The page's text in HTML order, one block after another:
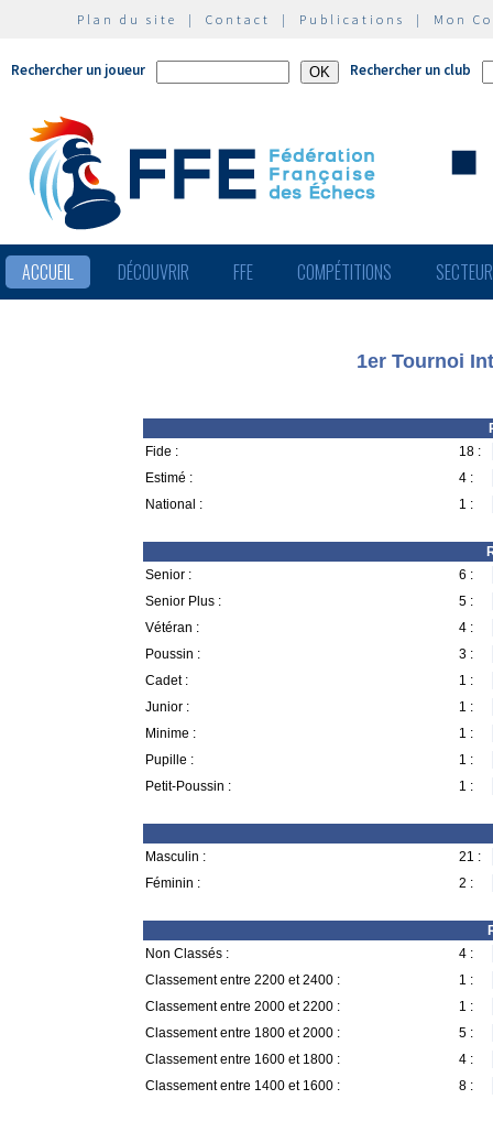
Plan du site | Contact | Publications | Mon
Rechercher un joueur Rechercher un club
ACCUEIL DÉCOUVRIR FFE COMPÉTITIONS
1er Tournoi
Fide :
18 :
Estimé :
4 :
National :
1 :
Senior :
6 :
Senior Plus :
5 :
Vétéran :
4 :
Poussin :
3 :
Cadet :
1 :
Junior :
1 :
Minime :
1 :
Pupille :
1 :
Petit-Poussin :
1 :
Masculin :
21 :
Féminin :
2 :
Non Classés :
4 :
Classement entre 2200 et 2400 :
1 :
Classement entre 2000 et 2200 :
1 :
Classement entre 1800 et 2000 :
5 :
Classement entre 1600 et 1800 :
4 :
Classement entre 1400 et 1600 :
8 :